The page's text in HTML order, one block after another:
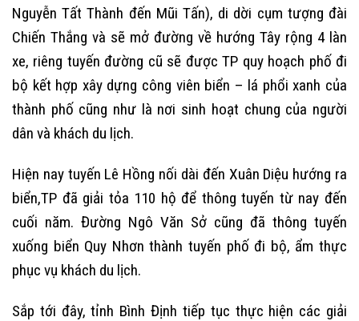
Nguyễn Tất Thành đến Mũi Tấn), di dời cụm tượng đài
Chiến Thắng và sẽ mở đường về hướng Tây rộng 4 làn
xe, riêng tuyến đường cũ sẽ được TP quy hoạch phố đi
bộ kết hợp xây dựng công viên biển – lá phổi xanh của
thành phố cũng như là nơi sinh hoạt chung của người
dân và khách du lịch.
Hiện nay tuyến Lê Hồng nối dài đến Xuân Diệu hướng ra
biển,TP đã giải tỏa 110 hộ để thông tuyến từ nay đến
cuối năm. Đường Ngô Văn Sở cũng đã thông tuyến
xuống biển Quy Nhơn thành tuyến phố đi bộ, ẩm thực
phục vụ khách du lịch.
Sắp tới đây, tỉnh Bình Định tiếp tục thực hiện các giải